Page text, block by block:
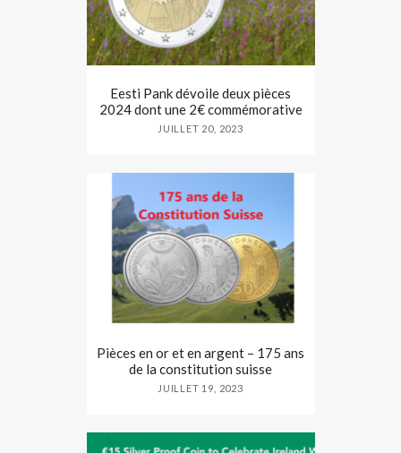
Eesti Pank dévoile deux pièces
2024 dont une 2€ commémorative
JUILLET 20, 2023
Pièces en or et en argent – 175 ans
de la constitution suisse
JUILLET 19, 2023